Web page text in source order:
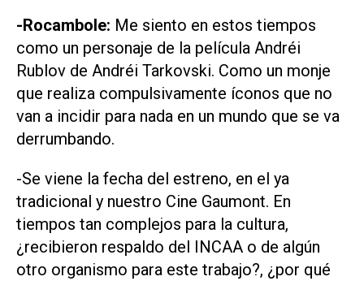
-Rocambole: Me siento en estos tiempos
como un personaje de la película Andréi
Rublov de Andréi Tarkovski. Como un monje
que realiza compulsivamente íconos que no
van a incidir para nada en un mundo que se va
derrumbando.
-Se viene la fecha del estreno, en el ya
tradicional y nuestro Cine Gaumont. En
tiempos tan complejos para la cultura,
¿recibieron respaldo del INCAA o de algún
otro organismo para este trabajo?, ¿por qué